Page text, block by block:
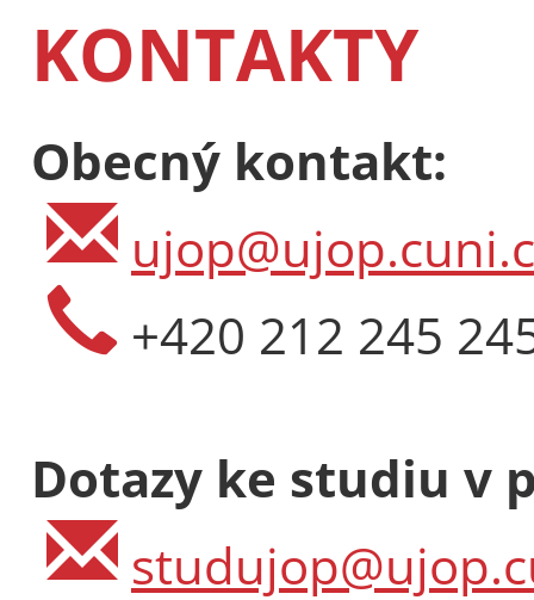
KONTAKTY
Obecný kontakt:
+420 212 245
Dotazy ke studiu v